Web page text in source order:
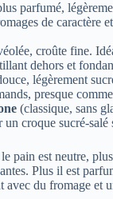
parfumé,
de caractère
croûte fine.
dehors et
légèrement
presque
(classique, sans
un croque sucré-salé
pain est neutre,
Plus il est
avec du fromage et